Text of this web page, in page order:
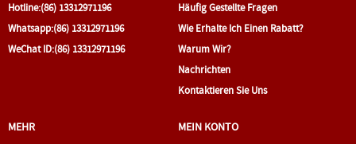
Hotline:(86) 13312971196
Whatsapp:(86) 13312971196
WeChat ID:(86) 13312971196
Häufig Gestellte Fragen
Wie Erhalte Ich Einen Rabatt?
Warum Wir?
Nachrichten
Kontaktieren Sie Uns
MEHR MEIN KONTO